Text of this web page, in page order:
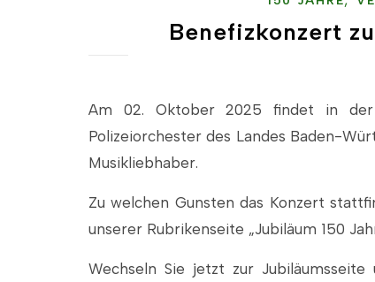
Benefizkonzert
Am 02. Oktober 2025 findet in der
Polizeiorchester des Landes Baden-
Musikliebhaber.
Zu welchen Gunsten das Konzert
unserer Rubrikenseite „Jubiläum 150
Wechseln Sie jetzt zur